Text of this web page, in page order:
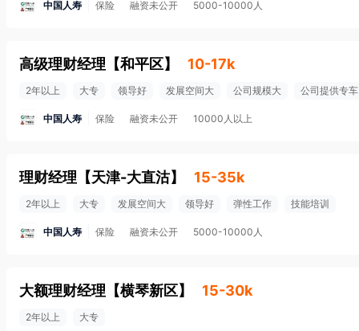
中国人寿 保险 融资未公开 5000-10000人
高级理财经理 【和平区】 10-17k
2年以上 大专 领导好 发展空间大 公司规模大 公司提供专车
中国人寿 保险 融资未公开 10000人以上
理财经理 【天津-大直沽】 15-35k
2年以上 大专 发展空间大 领导好 弹性工作 技能培训
中国人寿 保险 融资未公开 5000-10000人
大额理财经理 【横琴新区】 15-30k
2年以上 大专